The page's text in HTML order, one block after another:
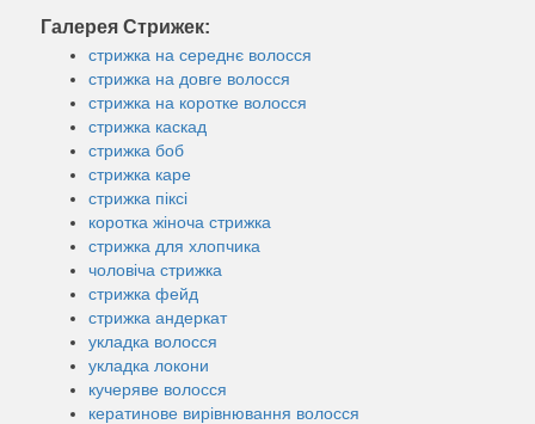
Галерея Стрижек:
стрижка на середнє волосся
стрижка на довге волосся
стрижка на коротке волосся
стрижка каскад
стрижка боб
стрижка каре
стрижка піксі
коротка жіноча стрижка
стрижка для хлопчика
чоловіча стрижка
стрижка фейд
стрижка андеркат
укладка волосся
укладка локони
кучеряве волосся
кератинове вирівнювання волосся